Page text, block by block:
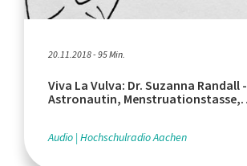
20.11.2018 - 95 Min.
Viva La Vulva: Dr. Suzanna Randall -
Astronautin, Menstruationstasse,
Audio Hochschulradio Aachen